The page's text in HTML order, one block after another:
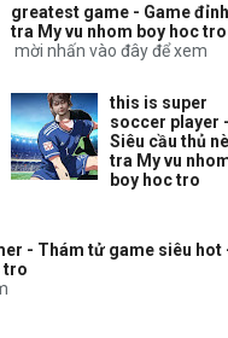
greatest game - Game
tra My vu nhom boy hoc tro
mời nhấn vào đây để xem
this is super
soccer player
Siêu cầu thủ
tra My vu
boy hoc tro
- Thám tử game siêu hot
tro